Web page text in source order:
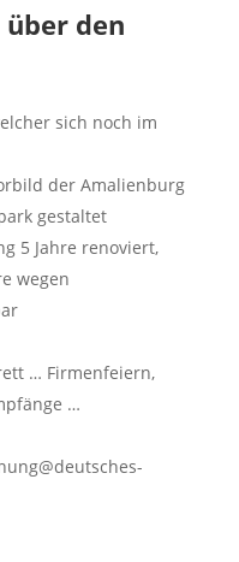
den
sich noch im
der Amalienburg
gestaltet
5 Jahre renoviert,
wegen
… Firmenfeiern,
…